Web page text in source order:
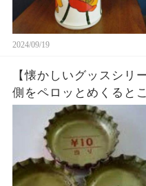
2024/09/19
【懐かしいグッスシリ
側をペロッとめくると
のを覚えている方いま